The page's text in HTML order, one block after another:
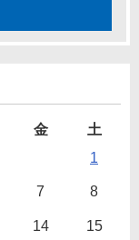
金
土
1
7 8
14 15